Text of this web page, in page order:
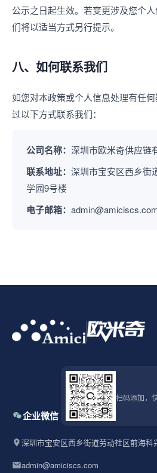
公示之日起生效。若变更涉及您个
们将以适当方式另行提示。
八、如何联系我们
如您对本政策或个人信息处理有任
过以下方式联系我们：
公司名称： 深圳市欧米奇供应链
联系地址： 深圳市宝安区西乡街
学园9号楼
电子邮箱：
企业微信
扫码添加，
深圳市宝安区西乡街道劳动社区前海科
admin@amiciscs.com